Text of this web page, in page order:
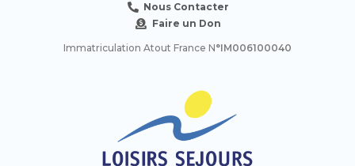
Nous Contacter
Faire un Don
Immatriculation Atout France N°IM006100040